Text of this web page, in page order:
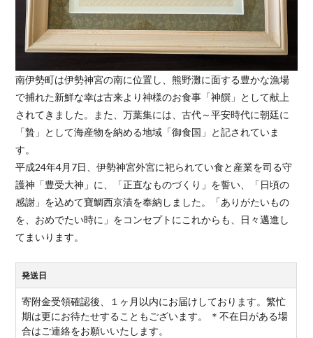
南伊勢町は伊勢神宮の南に位置し、熊野灘に面する豊かな漁場
で捕れた新鮮な幸は古来より神様のお食事「神饌」として献上
されてきました。また、万葉集には、古代～平安時代に朝廷に
「贄」として海産物を納める地域「御食国」と記されていま
す。
平成24年4月7日、伊勢神宮外宮に祀られてい食と産業を司る守
護神「豊受大神」に、「正直なものづくり」を誓い、「日頃の
感謝」を込めて寶鯛西京漬を奉納しました。「ありがたいもの
を、おめでたい時に」をコンセプトにこれからも、日々邁進し
てまいります。
発送日
寄附金受領確認後、１ヶ月以内にお届けしております。繁忙
期は更にお待たせすることもございます。 ＊不在日がある場
合はご連絡をお願いいたします。